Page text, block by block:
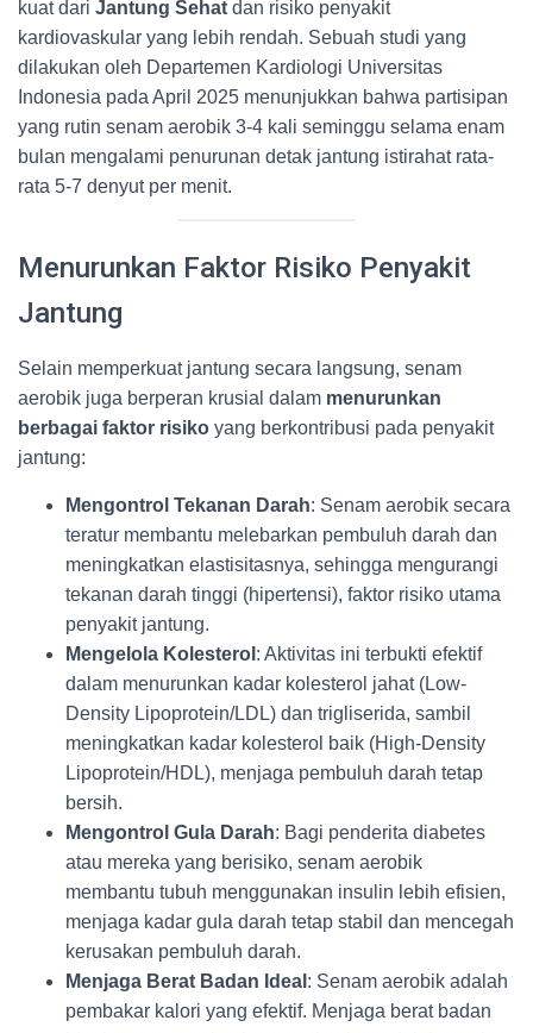
kuat dari Jantung Sehat dan risiko penyakit
kardiovaskular yang lebih rendah. Sebuah studi yang
dilakukan oleh Departemen Kardiologi Universitas
Indonesia pada April 2025 menunjukkan bahwa partisipan
yang rutin senam aerobik 3-4 kali seminggu selama enam
bulan mengalami penurunan detak jantung istirahat rata-
rata 5-7 denyut per menit.
Menurunkan Faktor Risiko Penyakit
Jantung
Selain memperkuat jantung secara langsung, senam
aerobik juga berperan krusial dalam menurunkan
berbagai faktor risiko yang berkontribusi pada penyakit
jantung:
Mengontrol Tekanan Darah: Senam aerobik secara
teratur membantu melebarkan pembuluh darah dan
meningkatkan elastisitasnya, sehingga mengurangi
tekanan darah tinggi (hipertensi), faktor risiko utama
penyakit jantung.
Mengelola Kolesterol : Aktivitas ini terbukti efektif
dalam menurunkan kadar kolesterol jahat (Low-
Density Lipoprotein/LDL) dan trigliserida, sambil
meningkatkan kadar kolesterol baik (High-Density
Lipoprotein/HDL), menjaga pembuluh darah tetap
bersih.
Mengontrol Gula Darah: Bagi penderita diabetes
atau mereka yang berisiko, senam aerobik
membantu tubuh menggunakan insulin lebih efisien,
menjaga kadar gula darah tetap stabil dan mencegah
kerusakan pembuluh darah.
Menjaga Berat Badan Ideal : Senam aerobik adalah
pembakar kalori yang efektif. Menjaga berat badan